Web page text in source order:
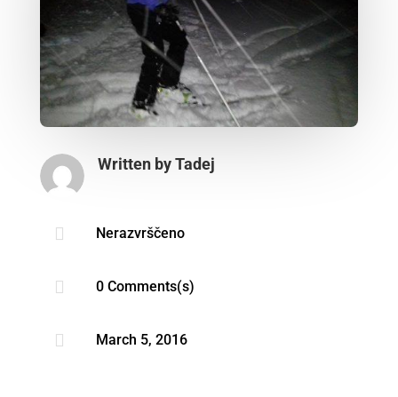
Written byTadej
 Nerazvrščeno
 0 Comments(s)
 March 5, 2016